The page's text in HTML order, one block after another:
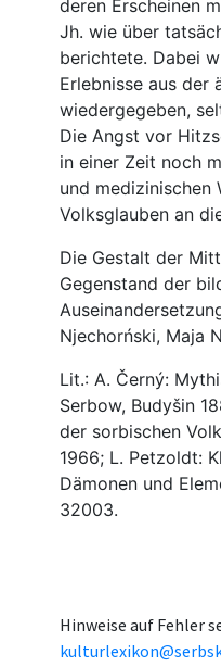
Hinweise auf Fehler